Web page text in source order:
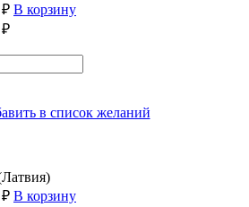
₽ В корзину
₽
в список желаний
₽ В корзину